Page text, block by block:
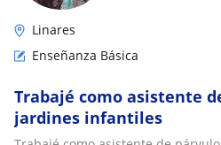
Linares
Enseñanza Básica
Trabajé como asistente
jardines infantiles